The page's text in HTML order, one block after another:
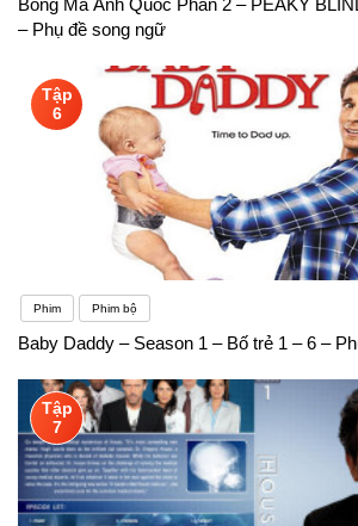
– Phụ đề song ngữ
Tập
6
Phim Phim bộ
Baby Daddy – Season 1 – Bố trẻ 1 – 6 –
Tập
7